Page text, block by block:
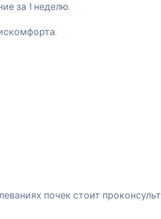
за 1 неделю.
почек стоит